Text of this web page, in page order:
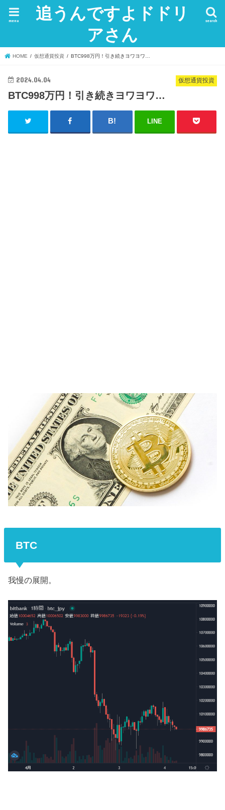
追うんですよドドリ
アさん
search
menu
HOME 仮想通貨投資 BTC998万円！引き続きヨワヨワ…
仮想通貨投資
2024.04.04
BTC998万円！引き続きヨワヨワ…
LINE
BTC
我慢の展開。